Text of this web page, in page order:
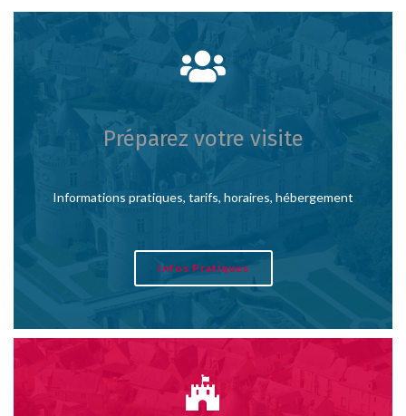
Préparez votre visite
Informations pratiques, tarifs, horaires, hébergement
Infos Pratiques